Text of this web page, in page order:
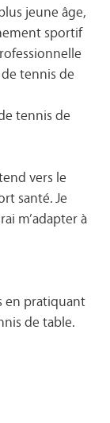
jeune âge,
sportif
tennis de
tennis de
vers le
santé. Je
m’adapter à
en pratiquant
de table.